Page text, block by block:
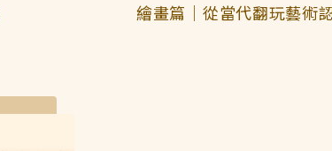
繪畫篇｜從當代翻玩藝術